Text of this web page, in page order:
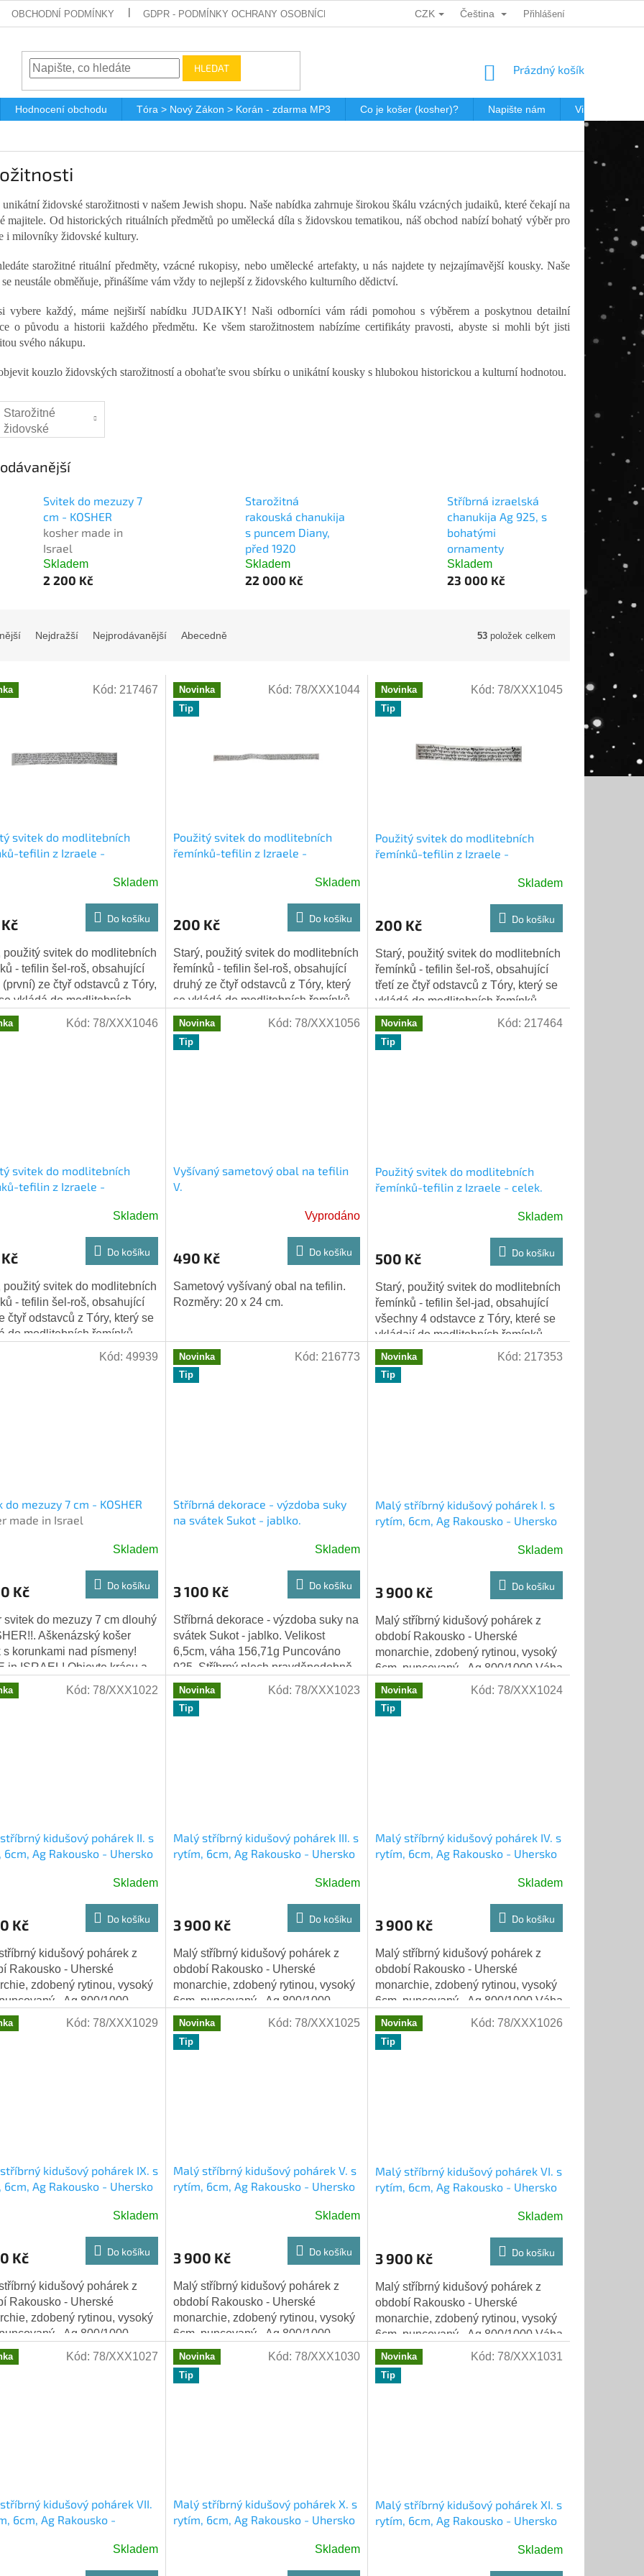
OBCHODNÍ PODMÍNKY GDPR - PODMÍNKY OCHRANY OSOBNÍCH ÚDAJŮ DÁRKOVÉ KUPONY POŠTOVNÉ V JEWISHOP
CZK Čeština Přihlášení
HLEDAT
NÁKUPNÍ
Prázdný košík
Hodnocení obchodu Tóra > Nový Zákon > Korán - zdarma MP3 Co je košer (kosher)? Napište nám Virtualní
židovské starožitnosti v našem Jewish shopu. Naše nabídka zahrnuje širokou škálu vzácných judaiků, které čekají na
majitele. Od historických rituálních předmětů po umělecká díla s židovskou tematikou, náš obchod nabízí bohatý výběr pro
i milovníky židovské kultury.
starožitné rituální předměty, vzácné rukopisy, nebo umělecké artefakty, u nás najdete ty nejzajímavější kousky. Naše
neustále obměňuje, přinášíme vám vždy to nejlepší z židovského kulturního dědictví.
vybere každý, máme nejširší nabídku JUDAIKY! Naši odborníci vám rádi pomohou s výběrem a poskytnou detailní
o původu a historii každého předmětu. Ke všem starožitnostem nabízíme certifikáty pravosti, abyste si mohli být jisti
svého nákupu.
kouzlo židovských starožitností a obohaťte svou sbírku o unikátní kousky s hlubokou historickou a kulturní hodnotou.
Starožitné
židovské
Svitek do mezuzy 7
cm - KOSHER
kosher made in
Israel
Skladem
2 200 Kč
Starožitná
rakouská chanukija
s puncem Diany,
před 1920
Skladem
22 000 Kč
Stříbrná izraelská
chanukija Ag 925, s
bohatými
ornamenty
Skladem
23 000 Kč
Nejdražší Nejprodávanější Abecedně 53 položek celkem
svitek do modlitebních
tefilin z Izraele -
Skladem
Do košíku
použitý svitek do modlitebních
- tefilin šel-roš, obsahující
(první) ze čtyř odstavců z Tóry,
vkládá do modlitebních
- tefilin. (2M...
Kód: 217467
Novinka
Tip
Použitý svitek do modlitebních
řemínků-tefilin z Izraele -
Skladem
200 Kč Do košíku
Starý, použitý svitek do modlitebních
řemínků - tefilin šel-roš, obsahující
druhý ze čtyř odstavců z Tóry, který
se vkládá do modlitebních řemínků -
tefilin. (2M 13:10-16)....
Kód: 78/XXX1044
Novinka
Tip
Použitý svitek do modlitebních
řemínků-tefilin z Izraele -
Skladem
200 Kč Do košíku
Starý, použitý svitek do modlitebních
řemínků - tefilin šel-roš, obsahující
třetí ze čtyř odstavců z Tóry, který se
vkládá do modlitebních řemínků -
tefilin. (5M 6:4-9). Svitky...
Kód: 78/XXX1045
svitek do modlitebních
tefilin z Izraele -
Skladem
Do košíku
použitý svitek do modlitebních
- tefilin šel-roš, obsahující
čtyř odstavců z Tóry, který se
do modlitebních řemínků -
11:13 - 21)....
Kód: 78/XXX1046
Novinka
Tip
Vyšívaný sametový obal na tefilin
V.
Vyprodáno
490 Kč Do košíku
Sametový vyšívaný obal na tefilin.
Rozměry: 20 x 24 cm.
Kód: 78/XXX1056
Novinka
Tip
Použitý svitek do modlitebních
řemínků-tefilin z Izraele - celek.
Skladem
500 Kč Do košíku
Starý, použitý svitek do modlitebních
řemínků - tefilin šel-jad, obsahující
všechny 4 odstavce z Tóry, které se
vkládají do modlitebních řemínků -
tefilin. (2M 13:1-10, 2M...
Kód: 217464
do mezuzy 7 cm - KOSHER
made in Israel
Skladem
Kč Do košíku
svitek do mezuzy 7 cm dlouhý
Aškenázský košer
s korunkami nad písmeny!
in ISRAEL! Objevte krásu a
tradiční mezuzy s naším
Kód: 49939
Novinka
Tip
Stříbrná dekorace - výzdoba suky
na svátek Sukot - jablko.
Skladem
3 100 Kč Do košíku
Stříbrná dekorace - výzdoba suky na
svátek Sukot - jablko. Velikost
6,5cm, váha 156,71g Puncováno
925. Stříbrný plech pravděpodobně
vyplněný jiným materiálem.
Kód: 216773
Novinka
Tip
Malý stříbrný kidušový pohárek I. s
rytím, 6cm, Ag Rakousko - Uhersko
Skladem
3 900 Kč Do košíku
Malý stříbrný kidušový pohárek z
období Rakousko - Uherské
monarchie, zdobený rytinou, vysoký
6cm, puncovaný - Ag 800/1000 Váha
17,41 gramů.
Kód: 217353
kidušový pohárek II. s
6cm, Ag Rakousko - Uhersko
Skladem
Kč Do košíku
kidušový pohárek z
Rakousko - Uherské
zdobený rytinou, vysoký
- Ag 800/1000
gramů.
Kód: 78/XXX1022
Novinka
Tip
Malý stříbrný kidušový pohárek III. s
rytím, 6cm, Ag Rakousko - Uhersko
Skladem
3 900 Kč Do košíku
Malý stříbrný kidušový pohárek z
období Rakousko - Uherské
monarchie, zdobený rytinou, vysoký
6cm, puncovaný - Ag 800/1000
Váha 17,41 gramů.
Kód: 78/XXX1023
Novinka
Tip
Malý stříbrný kidušový pohárek IV. s
rytím, 6cm, Ag Rakousko - Uhersko
Skladem
3 900 Kč Do košíku
Malý stříbrný kidušový pohárek z
období Rakousko - Uherské
monarchie, zdobený rytinou, vysoký
6cm, puncovaný - Ag 800/1000 Váha
17,41 gramů.
Kód: 78/XXX1024
kidušový pohárek IX. s
6cm, Ag Rakousko - Uhersko
Skladem
Kč Do košíku
kidušový pohárek z
Rakousko - Uherské
zdobený rytinou, vysoký
- Ag 800/1000
gramů.
Kód: 78/XXX1029
Novinka
Tip
Malý stříbrný kidušový pohárek V. s
rytím, 6cm, Ag Rakousko - Uhersko
Skladem
3 900 Kč Do košíku
Malý stříbrný kidušový pohárek z
období Rakousko - Uherské
monarchie, zdobený rytinou, vysoký
6cm, puncovaný - Ag 800/1000
Váha 17,41 gramů.
Kód: 78/XXX1025
Novinka
Tip
Malý stříbrný kidušový pohárek VI. s
rytím, 6cm, Ag Rakousko - Uhersko
Skladem
3 900 Kč Do košíku
Malý stříbrný kidušový pohárek z
období Rakousko - Uherské
monarchie, zdobený rytinou, vysoký
6cm, puncovaný - Ag 800/1000 Váha
17,41 gramů.
Kód: 78/XXX1026
kidušový pohárek VII.
6cm, Ag Rakousko -
Skladem
Kód: 78/XXX1027
Novinka
Tip
Malý stříbrný kidušový pohárek X. s
rytím, 6cm, Ag Rakousko - Uhersko
Skladem
Kód: 78/XXX1030
Novinka
Tip
Malý stříbrný kidušový pohárek XI. s
rytím, 6cm, Ag Rakousko - Uhersko
Skladem
Kód: 78/XXX1031